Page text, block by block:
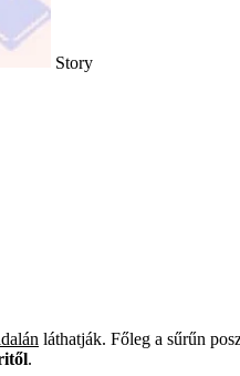
Story
láthatják. Főleg a sűrűn
.